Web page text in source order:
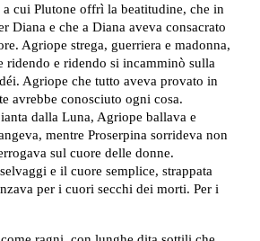
cui Plutone offrì la beatitudine, che in
Diana e che a Diana aveva consacrato
Agriope strega, guerriera e madonna,
ridendo e ridendo si incamminò sulla
Agriope che tutto aveva provato in
avrebbe conosciuto ogni cosa.
dalla Luna, Agriope ballava e
mentre Proserpina sorrideva non
sul cuore delle donne.
e il cuore semplice, strappata
per i cuori secchi dei morti. Per i